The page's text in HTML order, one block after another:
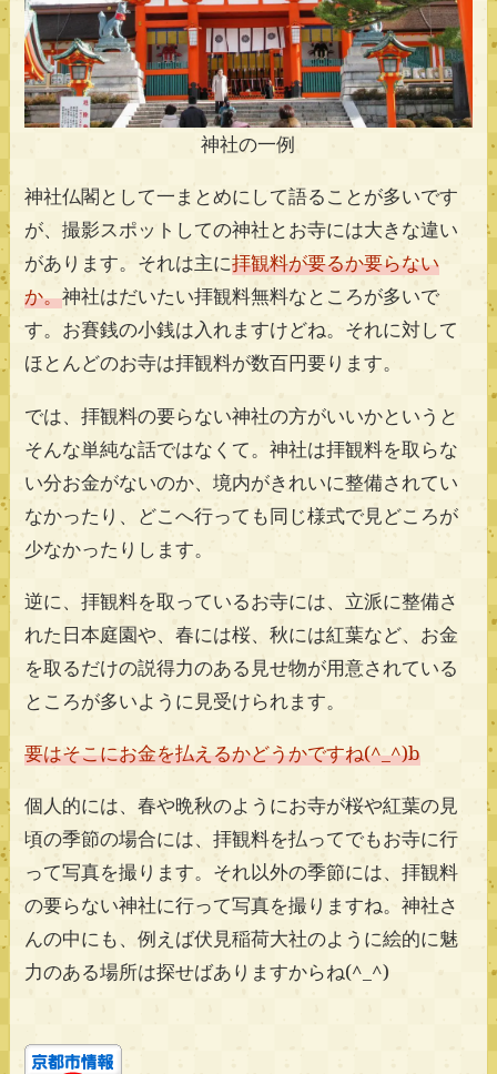
神社の一例
神社仏閣として一まとめにして語ることが多いです
が、撮影スポットしての神社とお寺には大きな違い
があります。それは主に拝観料が要るか要らない
か。神社はだいたい拝観料無料なところが多いで
す。お賽銭の小銭は入れますけどね。それに対して
ほとんどのお寺は拝観料が数百円要ります。
では、拝観料の要らない神社の方がいいかというと
そんな単純な話ではなくて。神社は拝観料を取らな
い分お金がないのか、境内がきれいに整備されてい
なかったり、どこへ行っても同じ様式で見どころが
少なかったりします。
逆に、拝観料を取っているお寺には、立派に整備さ
れた日本庭園や、春には桜、秋には紅葉など、お金
を取るだけの説得力のある見せ物が用意されている
ところが多いように見受けられます。
要はそこにお金を払えるかどうかですね(^_^)b
個人的には、春や晩秋のようにお寺が桜や紅葉の見
頃の季節の場合には、拝観料を払ってでもお寺に行
って写真を撮ります。それ以外の季節には、拝観料
の要らない神社に行って写真を撮りますね。神社さ
んの中にも、例えば伏見稲荷大社のように絵的に魅
力のある場所は探せばありますからね(^_^)